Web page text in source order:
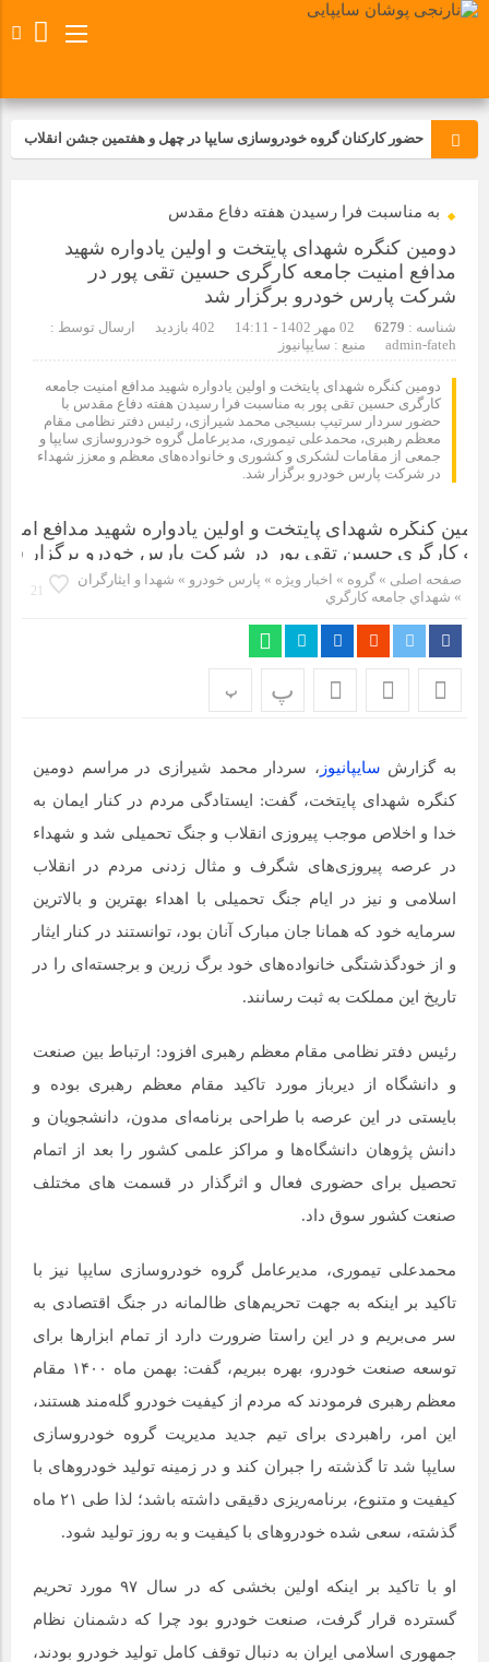
حضور کارکنان گروه خودروسازی سایپا در چهل و هفتمین جشن انقلاب
تجدید بیعت کارکنان شرکت پارس خودرو با آرمان های رهبر کبیر و فقید
انقلاب اسلامی ایران
مسابقات ورزشی در مگاموتوربا استقبال کارکنان برگزار شد
مراسم عزاداری و ذکرمصیبت سالروز شهادت امام محمدتقی(ع) در
شرکت زامیاد
تجربه‌ای میدانی از صنعت برای دانش‌آموزان فنی‌وحرفه‌ای؛ بازدید
دانش‌آموزان از خطوط تولید مگاموتور
مراسم گرامیداشت سالروز آزادسازی خرمشهر در نمازخانه فاطمیه
مگاموتور
تیم شهدای مگاموتور در بزرگترین مسابقات گل کوچک جهان شرکت
به مناسبت فرا رسیدن هفته دفاع مقدس
دومین کنگره شهدای پایتخت و اولین یادواره شهید
مدافع امنیت جامعه کارگری حسین تقی پور در
شرکت پارس خودرو برگزار شد
شناسه : 6279 02 مهر 1402 - 14:11
ارسال توسط :
admin-fateh
منبع : سایپانیوز
دومین کنگره شهدای پایتخت و اولین یادواره شهید مدافع امنیت جامعه
کارگری حسین تقی پور به مناسبت فرا رسیدن هفته دفاع مقدس با
حضور سردار سرتیپ بسیجی محمد شیرازی، رئیس دفتر نظامی مقام
معظم رهبری، محمدعلی تیموری، مدیرعامل گروه خودروسازی سایپا و
جمعی از مقامات لشکری و کشوری و خانواده‌های معظم و معزز شهداء
در شرکت پارس خودرو برگزار شد.
صفحه اصلی » گروه » اخبار ویژه » پارس خودرو » شهدا و ایثارگران
» شهداي جامعه كارگري 21
پ پ
به گزارش سایپانیوز ، سردار محمد شیرازی در مراسم دومین
کنگره شهدای پایتخت،‌ گفت: ایستادگی مردم در کنار ایمان به
خدا و اخلاص موجب پیروزی انقلاب و جنگ تحمیلی شد و شهداء
در عرصه پیروزی‌های شگرف و مثال زدنی مردم در انقلاب
اسلامی و نیز در ایام جنگ تحمیلی با اهداء بهترین و بالاترین
سرمایه خود که همانا جان مبارک آنان بود، توانستند در کنار ایثار
و از خودگذشتگی خانواده‌های خود برگ زرین و برجسته‌ای را در
تاریخ این مملکت به ثبت رسانند.
رئیس دفتر نظامی مقام معظم رهبری افزود: ارتباط بین صنعت
و دانشگاه از دیرباز مورد تاکید مقام معظم رهبری بوده و
بایستی در این عرصه با طراحی برنامه‌ای مدون، دانشجویان و
دانش پژوهان دانشگاه‌ها و مراکز علمی کشور را بعد از اتمام
تحصیل برای حضوری فعال و اثرگذار در قسمت های مختلف
صنعت کشور سوق داد.
محمدعلی تیموری،‌ مدیرعامل گروه خودروسازی سایپا نیز با
تاکید بر اینکه به جهت تحریم‌های ظالمانه در جنگ اقتصادی به
سر می‌بریم و در این راستا ضرورت دارد از تمام ابزارها برای
توسعه صنعت خودرو، بهره ببریم، ‌گفت: بهمن ماه ۱۴۰۰ مقام
معظم رهبری فرمودند که مردم از کیفیت خودرو گله‌مند هستند،
این امر، راهبردی برای تیم جدید مدیریت گروه خودروسازی
سایپا شد تا گذشته را جبران کند و در زمینه تولید خودروهای با
کیفیت و متنوع، برنامه‌ریزی دقیقی داشته باشد؛ لذا طی ۲۱ ماه
گذشته، سعی شده خودروهای با کیفیت و به روز تولید شود.
او با تاکید بر اینکه ‌اولین بخشی که در سال ۹۷ مورد تحریم
گسترده قرار گرفت،‌ صنعت خودرو بود چرا که دشمنان نظام
جمهوری اسلامی ایران به دنبال توقف کامل تولید خودرو بودند،